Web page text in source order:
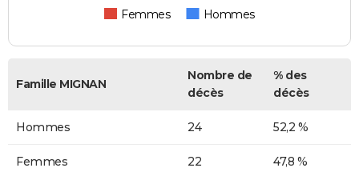
Femmes Hommes
Famille MIGNAN
Nombre de
décès
% des
décès
Hommes 24 52,2 %
Femmes 22 47,8 %